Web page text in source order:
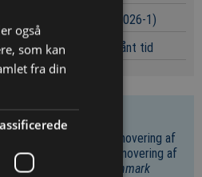
i byggeriet (Uge 32/2026-1)
i Randers kører på lånt tid
licitationer
og anlægsarbejder – Renovering af
og varmerør samt renovering af
Boligkontoret Danmark
også
som kan
fra din